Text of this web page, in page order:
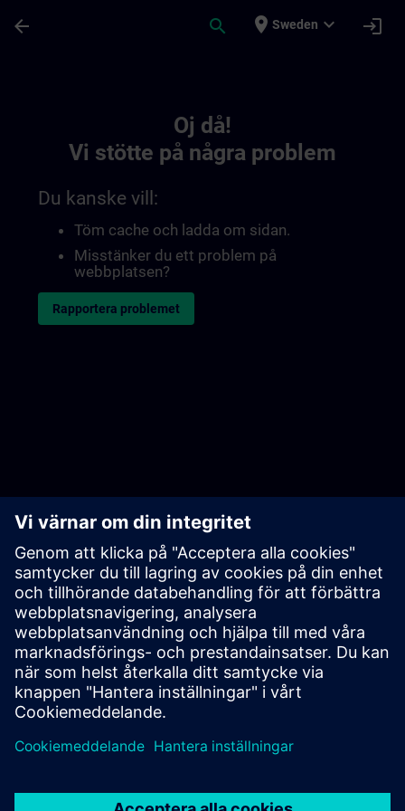
arrow_back search place Sweden expand_more login
Oj då!
Vi stötte på några problem
Du kanske vill:
Töm cache och ladda om sidan.
Misstänker du ett problem på
webbplatsen?
Rapportera problemet